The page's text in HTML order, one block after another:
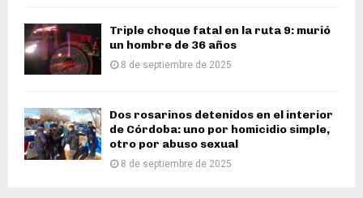
Triple choque fatal en la ruta 9: murió
un hombre de 36 años
8 de septiembre de 2025
Dos rosarinos detenidos en el interior
de Córdoba: uno por homicidio simple,
otro por abuso sexual
8 de septiembre de 2025